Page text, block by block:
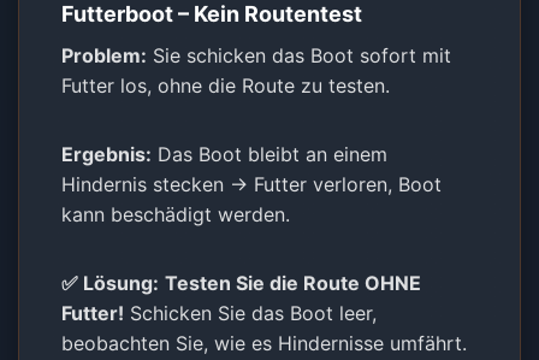
Futterboot – Kein Routentest
Problem: Sie schicken das Boot sofort mit
Futter los, ohne die Route zu testen.
Ergebnis: Das Boot bleibt an einem
Hindernis stecken → Futter verloren, Boot
kann beschädigt werden.
✅ Lösung: Testen Sie die Route OHNE
Futter! Schicken Sie das Boot leer,
beobachten Sie, wie es Hindernisse umfährt.